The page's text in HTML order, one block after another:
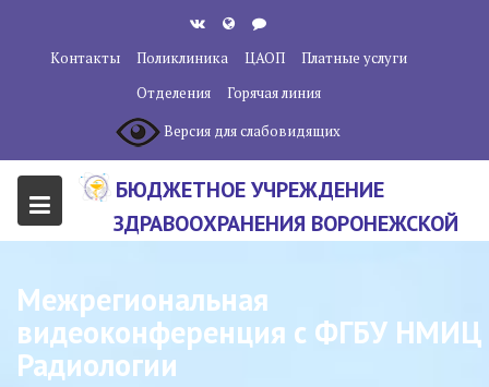
содержанию
Контакты Поликлиника ЦАОП
Платные услуги
Отделения
Горячая линия
Версия для слабовидящих
БЮДЖЕТНОЕ УЧРЕЖДЕНИЕ
ЗДРАВООХРАНЕНИЯ ВОРОНЕЖСКОЙ
ОБЛАСТНОЙ НАУЧНО-
КЛИНИЧЕСКИЙ ОНКОЛОГИЧЕСКИЙ
ЦЕНТР"
Межрегиональная
видеоконференция с ФГБУ НМИЦ
Радиологии